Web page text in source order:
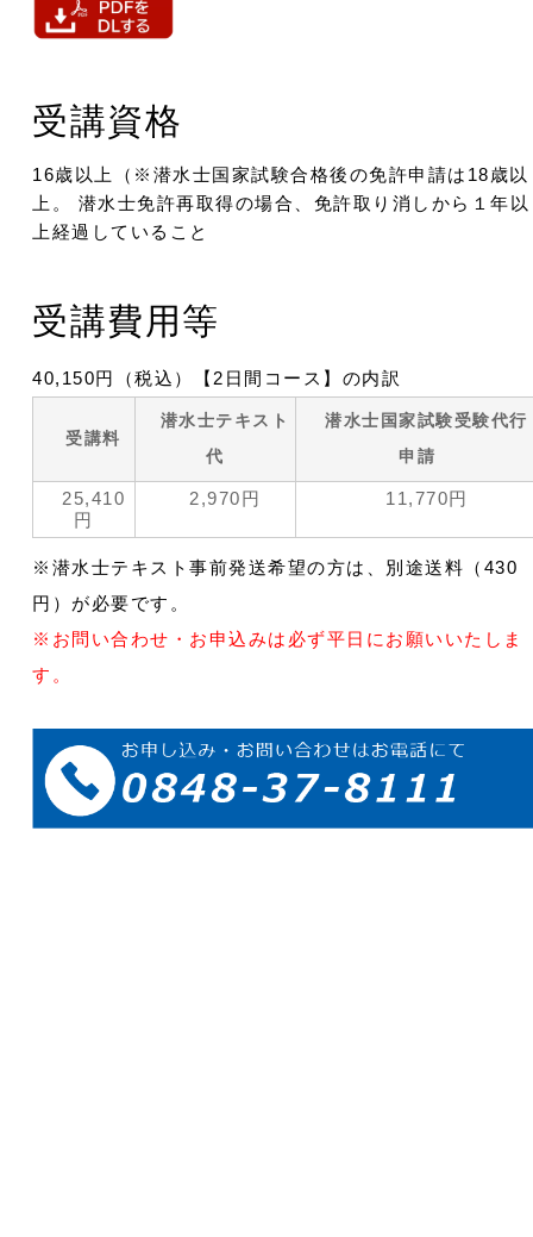
受講資格
16歳以上（※潜水士国家試験合格後の免許申請は18歳以
上。 潜水士免許再取得の場合、免許取り消しから１年以
上経過していること
受講費用等
40,150円（税込）【2日間コース】の内訳
受講料
潜水士テキスト
代
潜水士国家試験受験代行
申請
25,410
円
2,970円 11,770円
※潜水士テキスト事前発送希望の方は、別途送料（430
円）が必要です。
※お問い合わせ・お申込みは必ず平日にお願いいたしま
す。